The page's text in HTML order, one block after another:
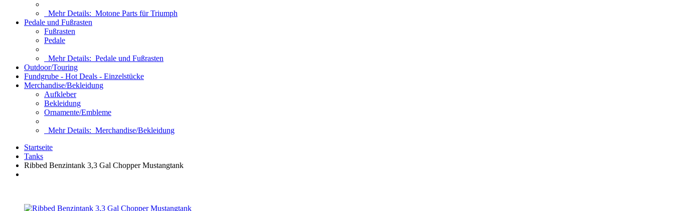
Mehr Details: Motone Parts für Triumph
Pedale und Fußrasten
Fußrasten
Pedale
Mehr Details: Pedale und Fußrasten
Outdoor/Touring
Fundgrube - Hot Deals - Einzelstücke
Merchandise/Bekleidung
Aufkleber
Bekleidung
Ornamente/Embleme
Mehr Details: Merchandise/Bekleidung
Startseite
Tanks
Ribbed Benzintank 3,3 Gal Chopper Mustangtank